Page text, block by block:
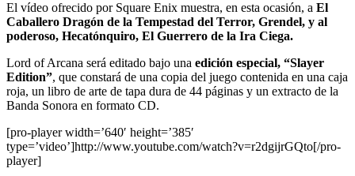
El vídeo ofrecido por Square Enix muestra, en esta ocasión, a El
Caballero Dragón de la Tempestad del Terror, Grendel, y al
poderoso, Hecatónquiro, El Guerrero de la Ira Ciega.
Lord of Arcana será editado bajo una edición especial, “Slayer
Edition”, que constará de una copia del juego contenida en una caja
roja, un libro de arte de tapa dura de 44 páginas y un extracto de la
Banda Sonora en formato CD.
[pro-player width=’640′ height=’385′
type=’video’]http://www.youtube.com/watch?v=r2dgijrGQto[/pro-
player]